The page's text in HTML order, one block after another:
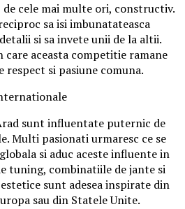
cele mai multe ori, constructiv.
sa isi imbunatateasca
si sa invete unii de la altii.
aceasta competitie ramane
respect si pasiune comuna.
sunt influentate puternic de
Multi pasionati urmaresc ce se
si aduc aceste influente in
tuning, combinatiile de jante si
sunt adesea inspirate din
sau din Statele Unite.